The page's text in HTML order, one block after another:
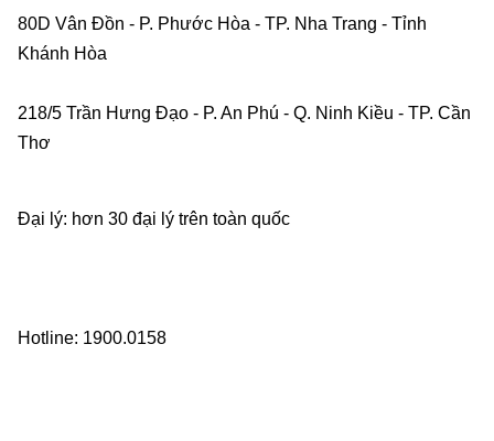
80D Vân Đồn - P. Phước Hòa - TP. Nha Trang - Tỉnh
Khánh Hòa
218/5 Trần Hưng Đạo - P. An Phú - Q. Ninh Kiều - TP. Cần
Thơ
Đại lý: hơn 30 đại lý trên toàn quốc
Hotline: 1900.0158